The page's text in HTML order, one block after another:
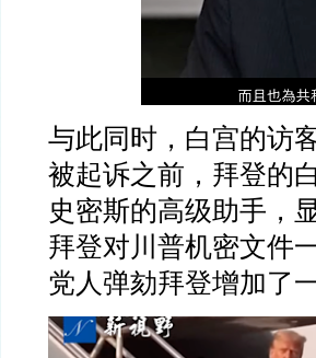
与此同时，白宫的访
被起诉之前，拜登的
史密斯的高级助手，
拜登对川普机密文件
党人弹劾拜登增加了